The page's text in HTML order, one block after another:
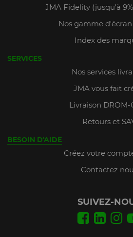
JMA Fidelity (jusqu'à
Nos gamme
Index des
SERVICES
Nos services
JMA vous fait
Livraison DROM-
Retours et
BESOIN D'AIDE
Créez votre
Contactez
SUIVEZ-